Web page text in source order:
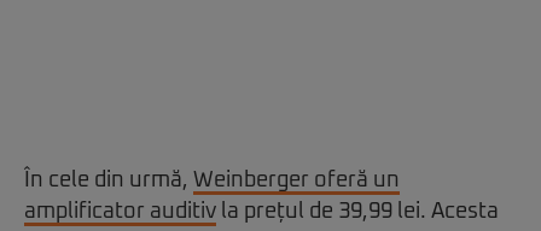
În cele din urmă, Weinberger oferă un
amplificator auditiv la prețul de 39,99 lei. Acesta